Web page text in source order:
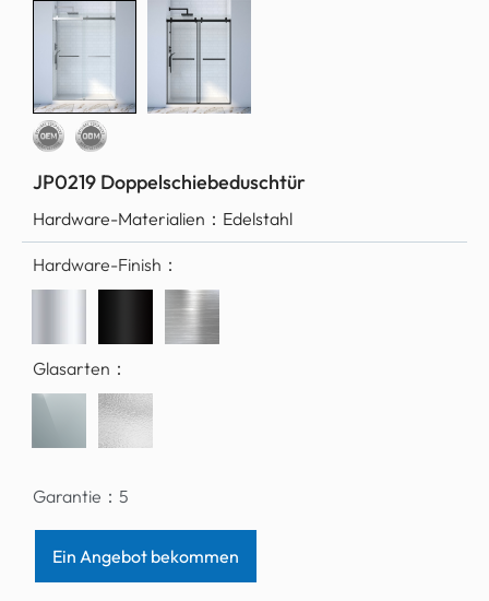
JP0219 Doppelschiebeduschtür
Hardware-Materialien： Edelstahl
Hardware-Finish：
Glasarten：
Garantie： 5
Ein Angebot bekommen